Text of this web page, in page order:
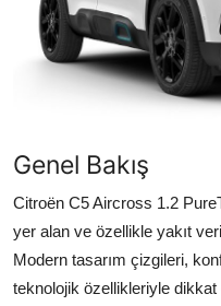
Genel Bakış
Citroën C5 Aircross 1.2
yer alan ve özellikle yakıt
Modern tasarım çizgileri,
teknolojik özellikleriyle